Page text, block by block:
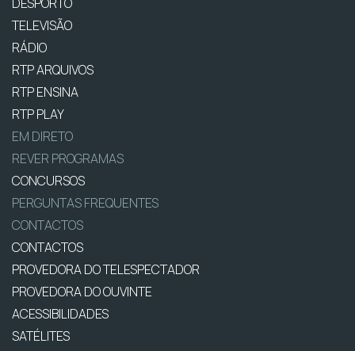
TELEVISÃO
RÁDIO
RTP ARQUIVOS
RTP ENSINA
RTP PLAY
EM DIRETO
REVER PROGRAMAS
CONCURSOS
PERGUNTAS FREQUENTES
CONTACTOS
CONTACTOS
PROVEDORA DO TELESPECTADOR
PROVEDORA DO OUVINTE
ACESSIBILIDADES
SATÉLITES